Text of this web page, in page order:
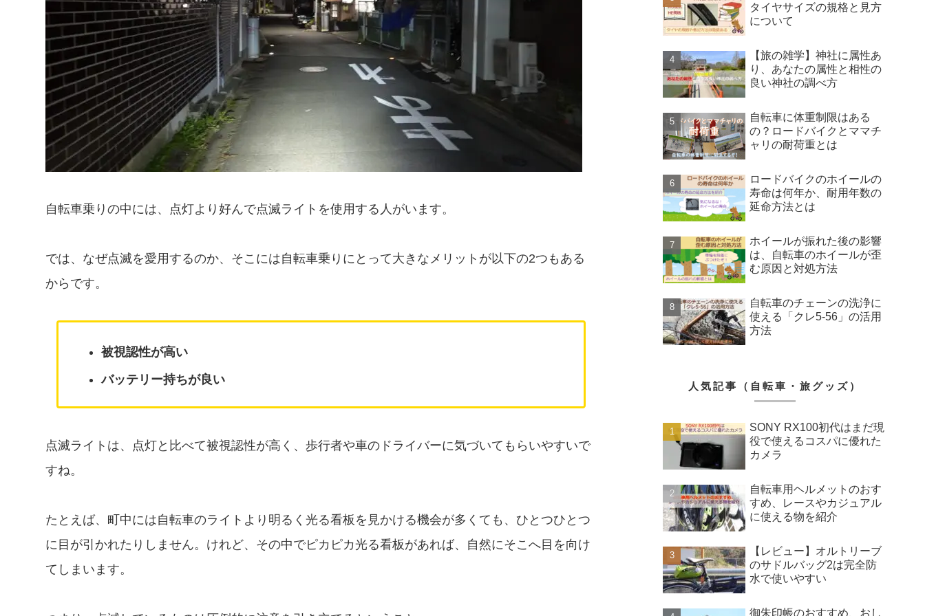
自転車乗りの中には、点灯より好んで点滅ライトを使用する人がいます。
では、なぜ点滅を愛用するのか、そこには自転車乗りにとって大きなメリットが以下の2つもある
からです。
被視認性が高い
バッテリー持ちが良い
点滅ライトは、点灯と比べて被視認性が高く、歩行者や車のドライバーに気づいてもらいやすいで
すね。
たとえば、町中には自転車のライトより明るく光る看板を見かける機会が多くても、ひとつひとつ
に目が引かれたりしません。けれど、その中でピカピカ光る看板があれば、自然にそこへ目を向け
てしまいます。
タイヤサイズの規格と見方
について
【旅の雑学】神社に属性あ
り、あなたの属性と相性の
良い神社の調べ方
自転車に体重制限はある
の？ロードバイクとママチ
ャリの耐荷重とは
ロードバイクのホイールの
寿命は何年か、耐用年数の
延命方法とは
ホイールが振れた後の影響
は、自転車のホイールが歪
む原因と対処方法
自転車のチェーンの洗浄に
使える「クレ5-56」の活用
方法
人気記事（自転車・旅グッズ）
SONY RX100初代はまだ現
役で使えるコスパに優れた
カメラ
自転車用ヘルメットのおす
すめ、レースやカジュアル
に使える物を紹介
【レビュー】オルトリーブ
のサドルバッグ2は完全防
水で使いやすい
御朱印帳のおすすめ、おし